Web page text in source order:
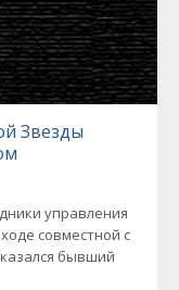
Звезды
управления
совместной с
бывший